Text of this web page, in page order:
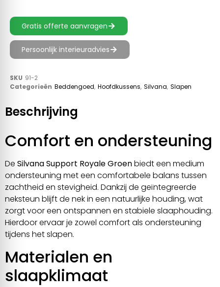
Gratis offerte aanvragen
Persoonlijk interieuradvies
SKU 91-2
Categorieën Beddengoed, Hoofdkussens, Silvana, Slapen
Beschrijving
Comfort en ondersteuning
De Silvana Support Royale Groenbiedt een medium
ondersteuning met een comfortabele balans tussen
zachtheid en stevigheid. Dankzij de geïntegreerde
neksteun blijft de nek in een natuurlijke houding, wat
zorgt voor een ontspannen en stabiele slaaphouding.
Hierdoor ervaar je zowel comfort als ondersteuning
tijdens het slapen.
Materialen en
slaapklimaat